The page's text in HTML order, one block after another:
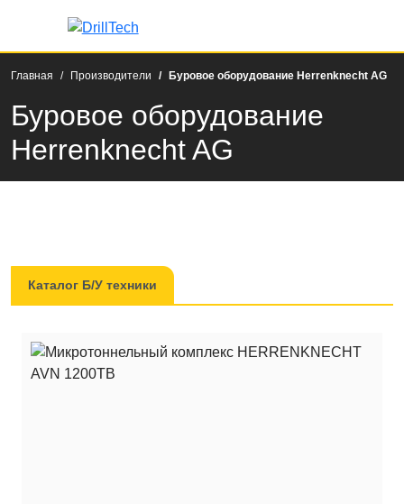
Главная Производители Буровое оборудование Herrenknecht AG
Буровое оборудование
Herrenknecht AG
Каталог Б/У техники